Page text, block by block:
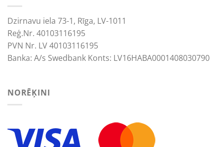
Dzirnavu iela 73-1, Rīga, LV-1011
Reģ.Nr. 40103116195
PVN Nr. LV 40103116195
Banka: A/s Swedbank Konts: LV16HABA0001408030790
NORĒĶINI